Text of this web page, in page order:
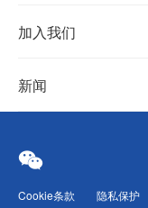
加入我们
新闻
Cookie条款 隐私保护